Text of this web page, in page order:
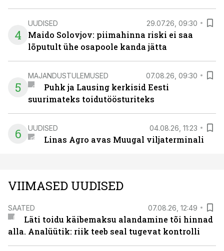
4
UUDISED 29.07.26, 09:30
Maido Solovjov: piimahinna riski ei saa
lõputult ühe osapoole kanda jätta
5
MAJANDUSTULEMUSED 07.08.26, 09:30
Puhk ja Lausing kerkisid Eesti
suurimateks toidutöösturiteks
6 UUDISED 04.08.26, 11:23
Linas Agro avas Muugal viljaterminali
VIIMASED UUDISED
SAATED 07.08.26, 12:49
Läti toidu käibemaksu alandamine tõi hinnad
alla. Analüütik: riik teeb seal tugevat kontrolli